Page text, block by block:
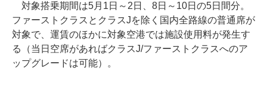
対象搭乗期間は5月1日～2日、8日～10日の5日間分。
ファーストクラスとクラスJを除く国内全路線の普通席が
対象で、運賃のほかに対象空港では施設使用料が発生す
る（当日空席があればクラスJ/ファーストクラスへのア
ップグレードは可能）。